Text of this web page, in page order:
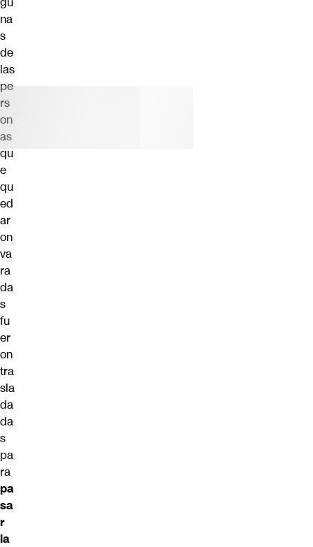
na
s
de
las
pe
rs
on
as
qu
e
qu
ed
ar
on
va
ra
da
s
fu
er
on
tra
sla
da
da
s
pa
ra
pa
sa
r
la